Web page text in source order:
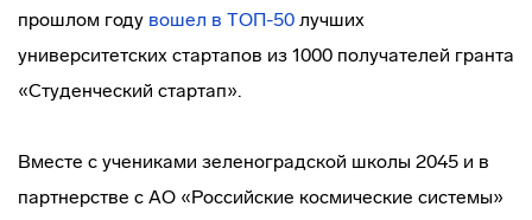
прошлом году вошел в ТОП-50 лучших
университетских стартапов из 1000 получателей гранта
«Студенческий стартап».
Вместе с учениками зеленоградской школы 2045 и в
партнерстве с АО «Российские космические системы»